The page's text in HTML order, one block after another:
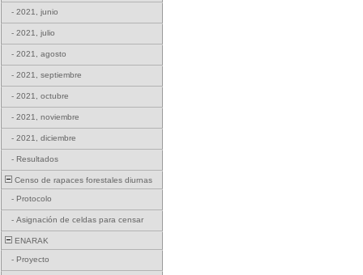
- 2021, junio
- 2021, julio
- 2021, agosto
- 2021, septiembre
- 2021, octubre
- 2021, noviembre
- 2021, diciembre
- Resultados
Censo de rapaces forestales diurnas
- Protocolo
- Asignación de celdas para censar
ENARAK
- Proyecto